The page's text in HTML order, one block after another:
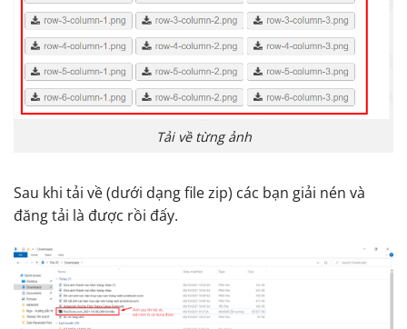
Tải về từng ảnh
Sau khi tải về (dưới dạng file zip) các bạn giải nén và
đăng tải là được rồi đấy.